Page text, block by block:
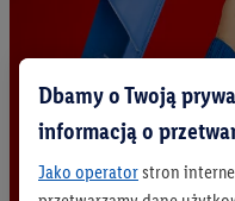
Dbamy o Twoją
informacją o
Jako operatorstron